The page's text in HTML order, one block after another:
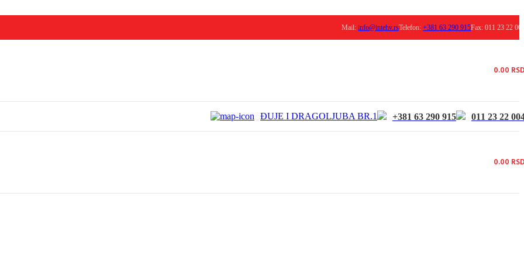
Mail: info@intehv.rsTelefon: +381 63 290 915Fax: 011 23 22
0.00
ĐUJE I DRAGOLJUBA BR.1 +381 63 290 915 011 23 22
0.00